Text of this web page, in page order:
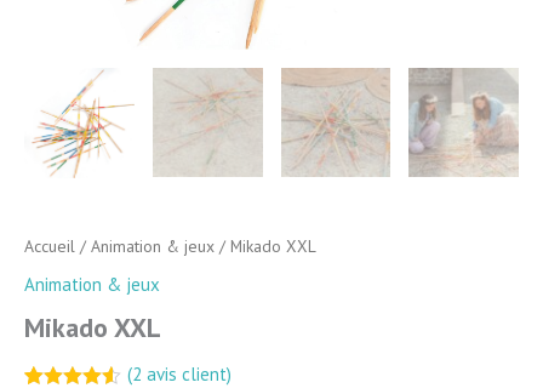
Accueil / Animation & jeux / Mikado XXL
Animation & jeux
Mikado XXL
(2 avis client)